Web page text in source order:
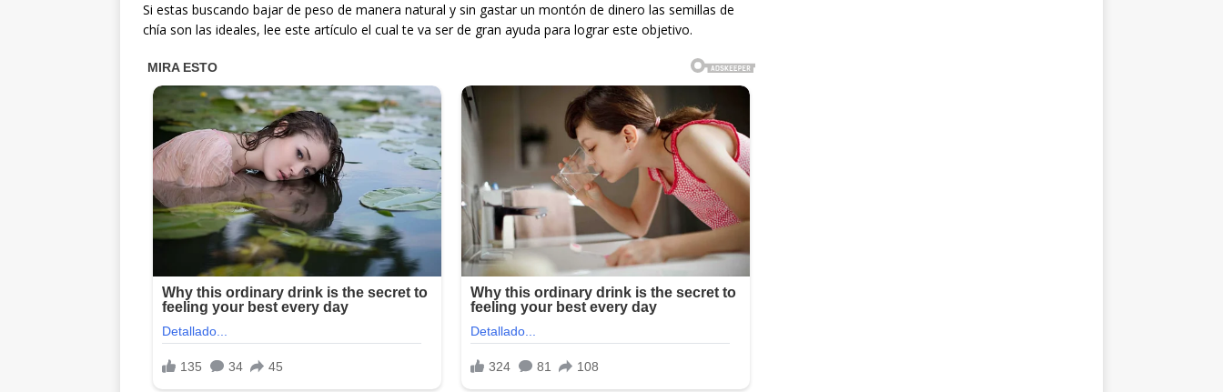
Si estas buscando bajar de peso de manera natural y sin gastar un montón de dinero las semillas de
chía son las ideales, lee este artículo el cual te va ser de gran ayuda para lograr este objetivo.